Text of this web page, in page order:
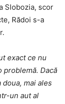
Slobozia, scor
Rădoi s-a
exact ce nu
problemă. Dacă
mai ales
un aut al